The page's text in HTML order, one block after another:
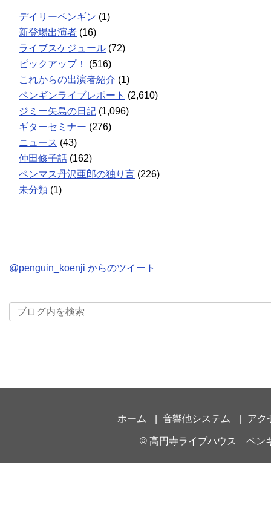
デイリーペンギン (1)
新登場出演者 (16)
ライブスケジュール (72)
ピックアップ！
(516)
これからの出演者紹介 (1)
ペンギンライブレポート (2,610)
ジミー矢島の日記 (1,096)
ギターセミナー (276)
ニュース (43)
仲田修子話 (162)
ペンマス丹沢亜郎の独り言 (226)
未分類 (1)
@penguin_koenji からのツイート
ホーム 音響他システム アク
© 高円寺ライブハウス ペン